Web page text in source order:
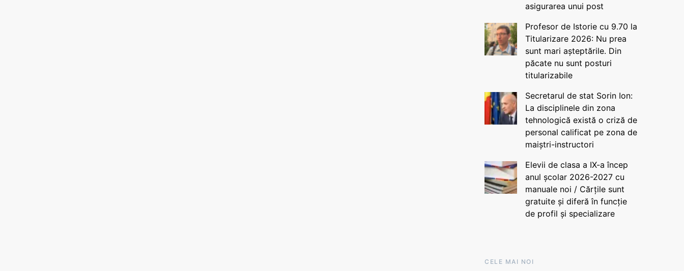
asigurarea unui post
Profesor de Istorie cu 9.70 la
Titularizare 2026: Nu prea
sunt mari așteptările. Din
păcate nu sunt posturi
titularizabile
Secretarul de stat Sorin Ion:
La disciplinele din zona
tehnologică există o criză de
personal calificat pe zona de
maiștri-instructori
Elevii de clasa a IX-a încep
anul școlar 2026-2027 cu
manuale noi / Cărțile sunt
gratuite și diferă în funcție
de profil și specializare
CELE MAI NOI